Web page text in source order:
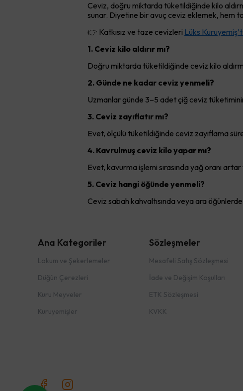
Ceviz, doğru miktarda tüketildiğinde kilo
sunar. Diyetine bir avuç ceviz eklemek, hem
👉 Katkısız ve taze cevizleri Lüks
1. Ceviz kilo aldırır mı?
Doğru miktarda tüketildiğinde ceviz kilo
2. Günde ne kadar ceviz yenmeli?
Uzmanlar günde 3–5 adet çiğ ceviz
3. Ceviz zayıflatır mı?
Evet, ölçülü tüketildiğinde ceviz zayıflama
4. Kavrulmuş ceviz kilo yapar mı?
Evet, kavurma işlemi sırasında yağ oranı
5. Ceviz hangi öğünde yenmeli?
Ceviz sabah kahvaltısında veya ara
Ana Kategoriler
Lokum ve Şekerlemeler
Düğün Çerezleri
Kuru Meyveler
Kuruyemişler
Sözleşmeler
Mesafeli Satış Sözleşmesi
İade ve Değişim Koşulları
ETK Sözleşmesi
KVKK